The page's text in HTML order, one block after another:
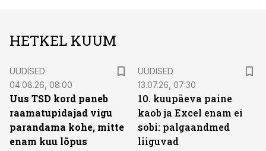
HETKEL KUUM
UUDISED
04.08.26, 08:00
Uus TSD kord paneb
raamatupidajad vigu
parandama kohe, mitte
enam kuu lõpus
UUDISED
13.07.26, 07:30
10. kuupäeva paine
kaob ja Excel enam ei
sobi: palgaandmed
liiguvad